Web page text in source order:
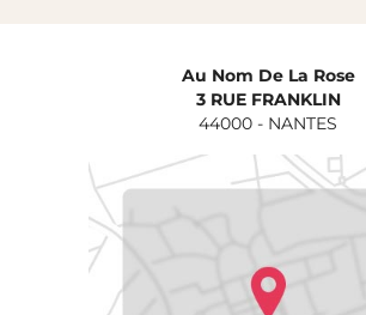
Au Nom De La Rose
3 RUE FRANKLIN
44000 - NANTES